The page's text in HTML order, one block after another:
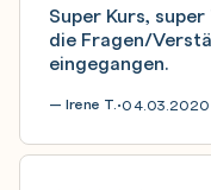
Super Kurs,
die Fragen/
eingegangen.
— Irene T.•04.03.2020